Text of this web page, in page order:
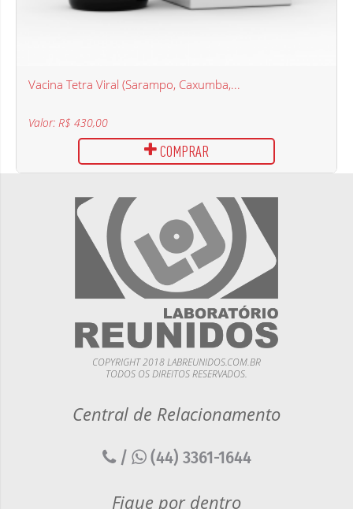
Vacina Tetra Viral (Sarampo, Caxumba,...
Valor: R$ 430,00
COMPRAR
COPYRIGHT 2018 LABREUNIDOS.COM.BR
TODOS OS DIREITOS RESERVADOS.
Central de Relacionamento
/ (44) 3361-1644
Fique por dentro